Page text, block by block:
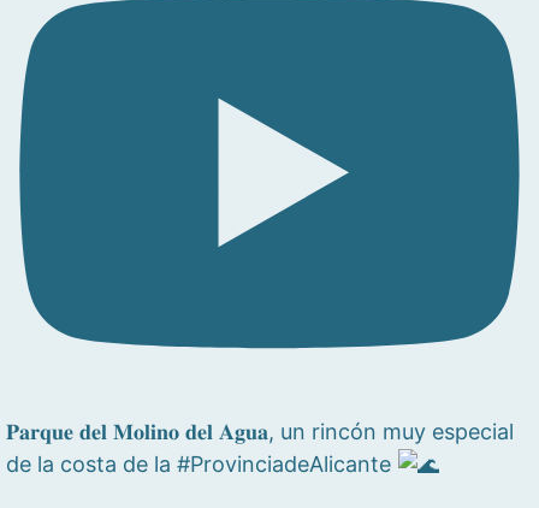
𝐏𝐚𝐫𝐪𝐮𝐞 𝐝𝐞𝐥 𝐌𝐨𝐥𝐢𝐧𝐨 𝐝𝐞𝐥 𝐀𝐠𝐮𝐚, un rincón muy especial
de la costa de la #ProvinciadeAlicante